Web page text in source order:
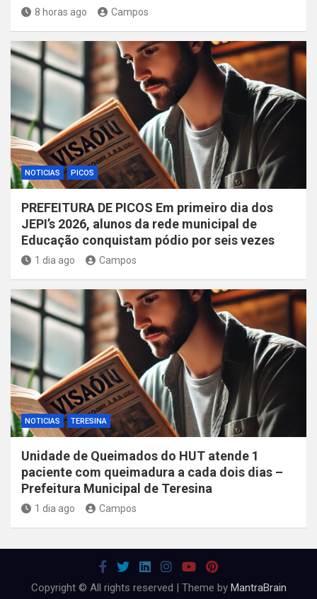
8 horas ago Campos
NOTICIAS PICOS
PREFEITURA DE PICOS Em primeiro dia dos
JEPI’s 2026, alunos da rede municipal de
Educação conquistam pódio por seis vezes
1 dia ago Campos
NOTICIAS TERESINA
Unidade de Queimados do HUT atende 1
paciente com queimadura a cada dois dias –
Prefeitura Municipal de Teresina
1 dia ago Campos
Copyright © All rights reserved | Theme by MantraBrain